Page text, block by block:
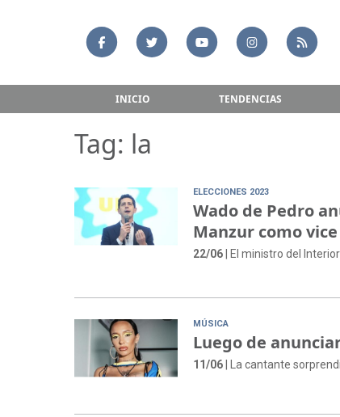
INICIO TENDENCIAS
Tag: la
ELECCIONES 2023
Wado de Pedro
Manzur como vice
22/06 | El ministro del
MÚSICA
Luego de
11/06 | La cantante